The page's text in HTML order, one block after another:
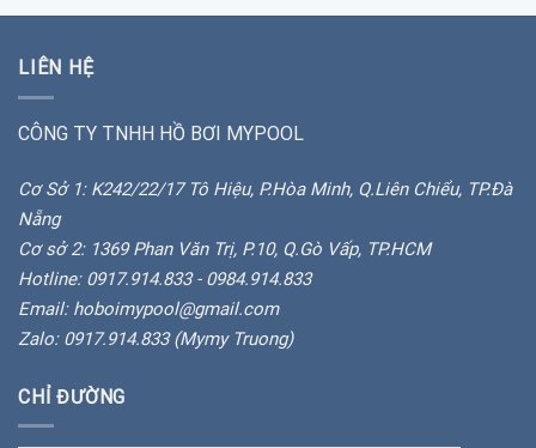
LIÊN HỆ
CÔNG TY TNHH HỒ BƠI MYPOOL
Cơ Sở 1: K242/22/17 Tô Hiệu, P.Hòa Minh, Q.Liên Chiểu, TP.Đà
Nẵng
Cơ sở 2: 1369 Phan Văn Trị, P.10, Q.Gò Vấp, TP.HCM
Hotline: 0917.914.833 - 0984.914.833
Email: hoboimypool@gmail.com
Zalo: 0917.914.833 (Mymy Truong)
CHỈ ĐƯỜNG